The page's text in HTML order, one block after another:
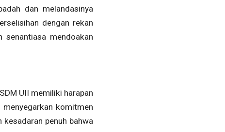
dan melandasinya
dengan rekan
senantiasa mendoakan
UII memiliki harapan
komitmen
penuh bahwa